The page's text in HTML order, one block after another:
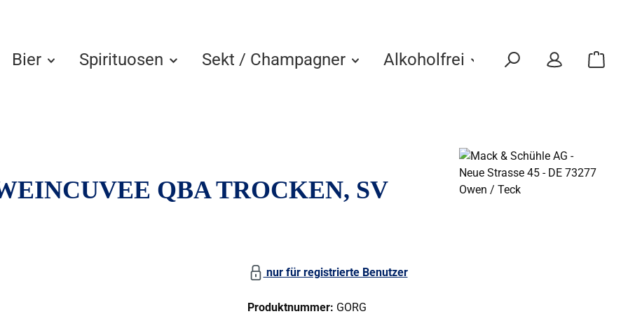
Bier Spirituosen Sekt / Champagner Alkoholfrei Eigenmarken
QBA TROCKEN, SV
nur für registrierte Benutzer
Produktnummer: GORG